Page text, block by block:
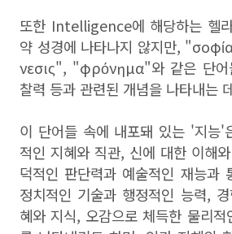
또한 Intelligence에 해당하는 헬
약 성경에 나타나지 않지만,
νεσις", "φρόνηµα"와 같은 단어
찰력 등과 관련된 개념을 나타내는
이 단어들 속에 내포돼 있는 '지능'
적인 지혜와 직관, 신에 대한 이해
덕적인 판단력과 예술적인 재능과
정치적인 기술과 행정적인 능력,
혜와 지식, 오감으로 체득한 물리